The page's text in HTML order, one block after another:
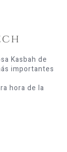
Kasbah de
importantes
hora de la